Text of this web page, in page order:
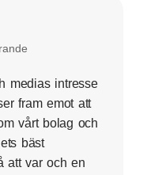
medias intresse
fram emot att
vårt bolag och
bäst
att var och en